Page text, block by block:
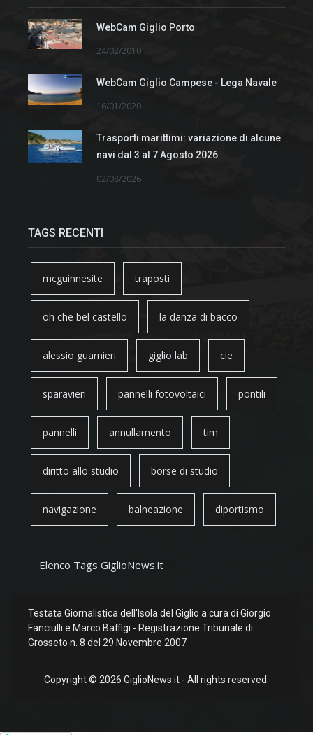
WebCam Giglio Porto
24/02/2010
WebCam Giglio Campese - Lega Navale
16/01/2020
Trasporti marittimi: variazione di alcune
navi dal 3 al 7 Agosto 2026
02/08/2026
TAGS RECENTI
mcguinnesite traposti
oh che bel castello la danza di bacco
alessio guarnieri giglio lab cie
sparavieri pannelli fotovoltaici pontili
pannelli annullamento tim
diritto allo studio borse di studio
navigazione balneazione diportismo
Elenco Tags GiglioNews.it
Testata Giornalistica dell'Isola del Giglio a cura di Giorgio
Fanciulli e Marco Baffigi - Registrazione Tribunale di
Grosseto n. 8 del 29 Novembre 2007
Copyright © 2026 GiglioNews.it - All rights reserved.